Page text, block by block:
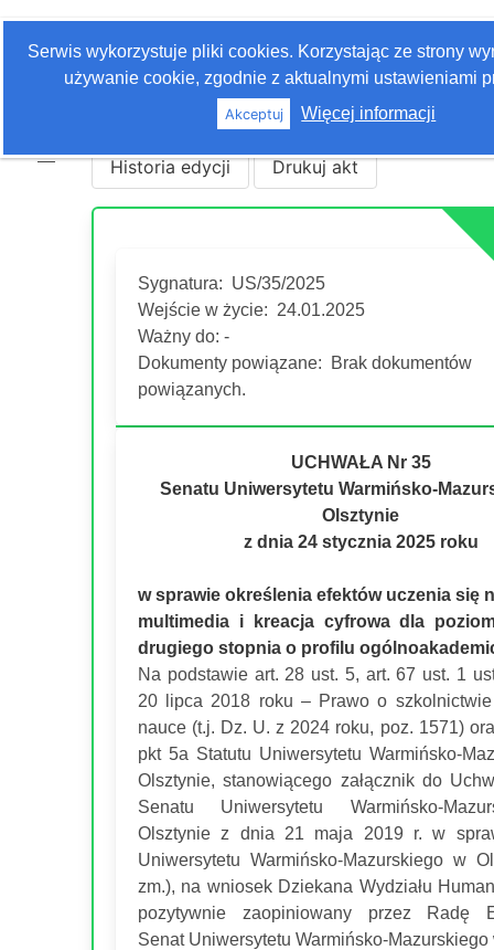
Serwis wykorzystuje pliki cookies. Korzystając ze strony
używanie cookie, zgodnie z aktualnymi ustawieniami
Akceptuj Więcej informacji
Szukaj
Historia edycji Drukuj akt
Sygnatura: US/35/2025
Wejście w życie: 24.01.2025
Ważny do: -
Dokumenty powiązane:
Brak dokumentów
powiązanych.
UCHWAŁA Nr 35
Senatu Uniwersytetu Warmińsko-
Olsztynie
z dnia 24 stycznia 2025 roku
w sprawie określenia efektów uczenia się
multimedia i kreacja cyfrowa dla
drugiego stopnia o profilu
Na podstawie art. 28 ust. 5, art. 67 ust. 1
20 lipca 2018 roku – Prawo o
nauce (t.j. Dz. U. z 2024 roku, poz. 1571)
pkt 5a Statutu Uniwersytetu Warmińsko-
Olsztynie, stanowiącego załącznik do
Senatu Uniwersytetu Warmińsko-
Olsztynie z dnia 21 maja 2019 r. w
Uniwersytetu Warmińsko-Mazurskiego w
zm.), na wniosek Dziekana Wydziału
pozytywnie zaopiniowany przez Radę
Senat Uniwersytetu Warmińsko-Mazurskiego